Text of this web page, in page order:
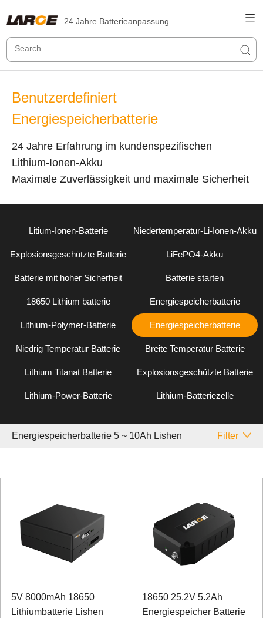
24 Jahre Batterieanpassung
Benutzerdefiniert
Energiespeicherbatterie
24 Jahre Erfahrung im kundenspezifischen
Lithium-Ionen-Akku
Maximale Zuverlässigkeit und maximale Sicherheit
Litium-Ionen-Batterie Niedertemperatur-Li-Ionen-Akku
Explosionsgeschützte Batterie LiFePO4-Akku
Batterie mit hoher Sicherheit Batterie starten
18650 Lithium batterie Energiespeicherbatterie
Lithium-Polymer-Batterie Energiespeicherbatterie
Niedrig Temperatur Batterie Breite Temperatur Batterie
Lithium Titanat Batterie Explosionsgeschützte Batterie
Lithium-Power-Batterie Lithium-Batteriezelle
Energiespeicherbatterie 5 ~ 10Ah Lishen Filter
5V 8000mAh 18650
Lithiumbatterie Lishen
18650 25.2V 5.2Ah
Energiespeicher Batterie